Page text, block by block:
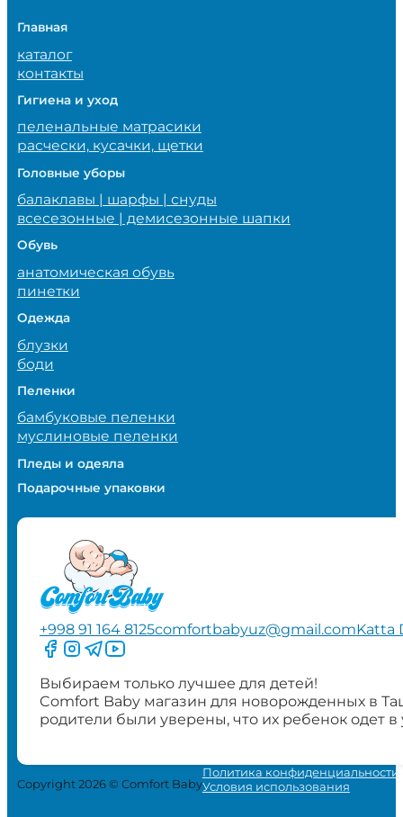
Главная
каталог
контакты
Гигиена и уход
пеленальные матрасики
расчески, кусачки, щетки
Головные уборы
балаклавы | шарфы | снуды
всесезонные | демисезонные шапки
Обувь
анатомическая обувь
пинетки
Одежда
блузки
боди
Пеленки
бамбуковые пеленки
муслиновые пеленки
Пледы и одеяла
Подарочные упаковки
+998 91 164 8125comfortbabyuz@gmail.comKatta
Следите за нами на Facebook
Следите за нами в Instagram
Следите за нами в Telegram
Следите за нами в YouTube
Выбираем только лучшее для детей!
Comfort Baby магазин для новорожденных в
родители были уверены, что их ребенок одет
Copyright 2026 © Comfort Baby
Политика конфиденциальности
Условия использования